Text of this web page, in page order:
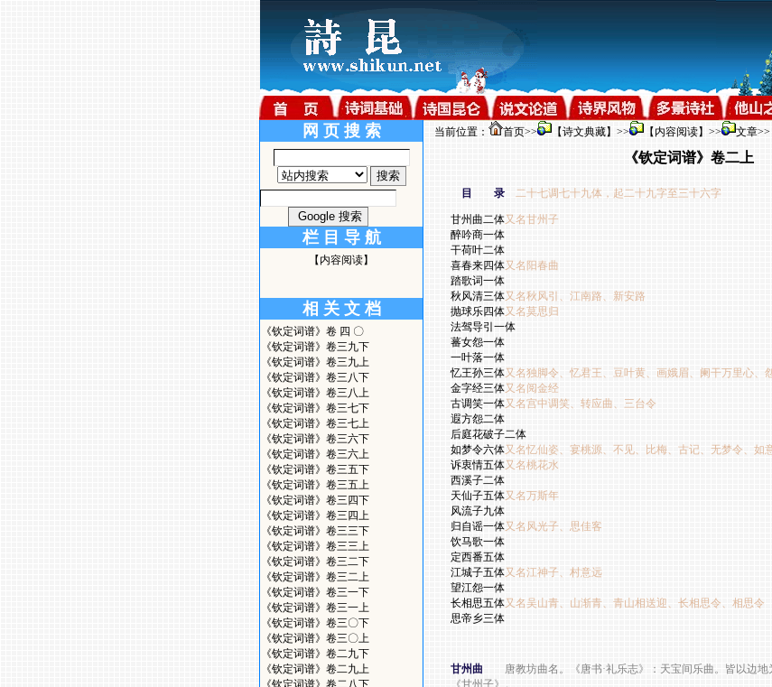
网 页 搜 索
栏 目 导 航
【内容阅读】
相 关 文 档
《钦定词谱》卷 四 〇
《钦定词谱》卷三九下
《钦定词谱》卷三九上
《钦定词谱》卷三八下
《钦定词谱》卷三八上
《钦定词谱》卷三七下
《钦定词谱》卷三七上
《钦定词谱》卷三六下
《钦定词谱》卷三六上
《钦定词谱》卷三五下
《钦定词谱》卷三五上
《钦定词谱》卷三四下
《钦定词谱》卷三四上
《钦定词谱》卷三三下
《钦定词谱》卷三三上
《钦定词谱》卷三二下
《钦定词谱》卷三二上
《钦定词谱》卷三一下
《钦定词谱》卷三一上
《钦定词谱》卷三〇下
《钦定词谱》卷三〇上
《钦定词谱》卷二九下
《钦定词谱》卷二九上
《钦定词谱》卷二八下
当前位置： 首页>> 【诗文典藏】 >> 【内容阅读】 >> 文章
《钦定词谱》卷二上
目 录 二十七调七十九体，起二十九字至三十六字
甘州曲二体又名甘州子
醉吟商一体
干荷叶二体
喜春来四体又名阳春曲
踏歌词一体
秋风清三体又名秋风引、江南路、新安路
抛球乐四体又名莫思归
法驾导引一体
蕃女怨一体
一叶落一体
忆王孙三体又名独脚令、忆君王、豆叶黄、画娥眉、阑干万里心、
金字经三体又名阅金经
古调笑一体又名宫中调笑、转应曲、三台令
遐方怨二体
后庭花破子二体
如梦令六体又名忆仙姿、宴桃源、不见、比梅、古记、无梦令、如
诉衷情五体又名桃花水
西溪子二体
天仙子五体又名万斯年
风流子九体
归自谣一体又名风光子、思佳客
饮马歌一体
定西番五体
江城子五体又名江神子、村意远
望江怨一体
长相思五体又名吴山青、山渐青、青山相送迎、长相思令、相思令
思帝乡三体
甘州曲 唐教坊曲名。《唐书·礼乐志》：天宝间乐曲。皆以边
《甘州子》。